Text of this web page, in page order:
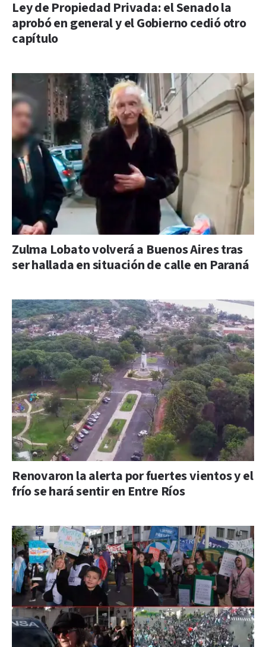
Ley de Propiedad Privada: el Senado la
aprobó en general y el Gobierno cedió otro
capítulo
Zulma Lobato volverá a Buenos Aires tras
ser hallada en situación de calle en Paraná
Renovaron la alerta por fuertes vientos y el
frío se hará sentir en Entre Ríos